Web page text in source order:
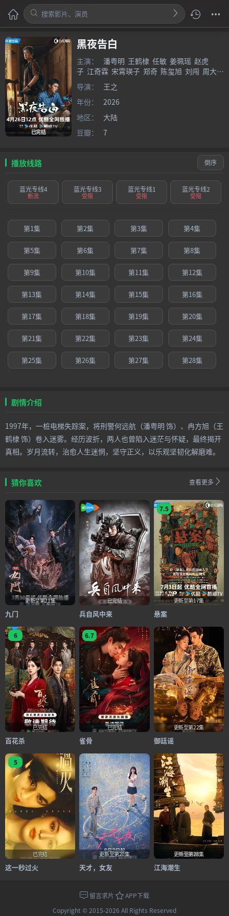
已完结
黑夜告白
主演： 潘粤明 王鹤棣 任敏 姜珮瑶 赵虎
子 江奇霖 宋霄瑛子 郑奇 陈玺旭 刘闯 周大
勇
导演：
王之
年份：
2026
地区：
大陆
豆瓣：
7
播放线路 倒序
蓝光专线4
断流
蓝光专线3
受限
蓝光专线1
受限
蓝光专线2
受限
第1集 第2集 第3集 第4集
第5集 第6集 第7集 第8集
第9集 第10集 第11集 第12集
第13集 第14集 第15集 第16集
第17集 第18集 第19集 第20集
第21集 第22集 第23集 第24集
第25集 第26集 第27集 第28集
剧情介绍
1997年，一桩电梯失踪案，将刑警何远航（潘粤明 饰）、冉方旭（王
鹤棣 饰）卷入迷雾。经历波折，两人也曾陷入迷茫与怀疑，最终揭开
真相。岁月流转，治愈人生迷惘，坚守正义，以乐观坚韧化解磨难。
猜你喜欢 查看更多
更新至第21集
九门
已完结
兵自风中来
7.5
更新至第17集
悬案
6
已完结
百花杀
6.7
已完结
雀骨
更新至第22集
御廷谣
5
已完结
这一秒过火
更新至第20集
天才，女友
更新至第28集
江海潮生
留言求片
APP下载
Copyright © 2015-2026 All Rights Reserved